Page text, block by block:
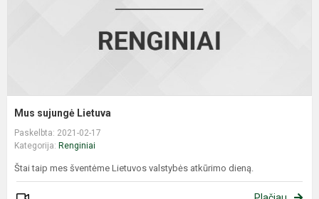
Mus sujungė Lietuva
Paskelbta: 2021-02-17
Kategorija: Renginiai
Štai taip mes šventėme Lietuvos valstybės atkūrimo dieną.